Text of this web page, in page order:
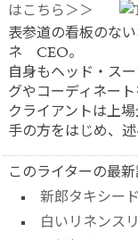
はこちら＞＞
表参道の看板のな
ネ CEO。
自身もヘッド・ス
グやコーディネート
クライアントは上
手の方をはじめ、述
このライターの最
新郎タキシー
白いリネンス